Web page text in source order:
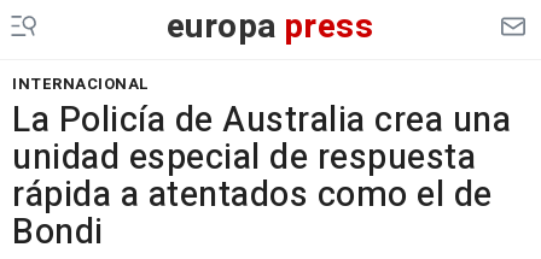
europa press
INTERNACIONAL
La Policía de Australia crea una
unidad especial de respuesta
rápida a atentados como el de
Bondi